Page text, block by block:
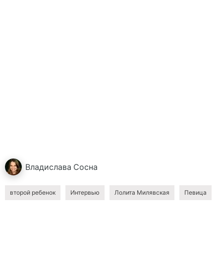
Владислава Сосна
второй ребенок Интервью Лолита Милявская Певица